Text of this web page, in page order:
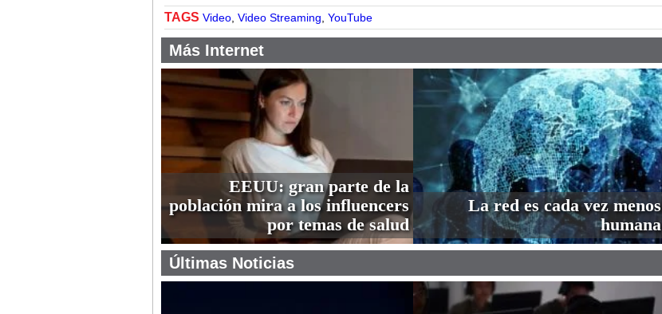
TAGS Video Video Streaming YouTube
Más Internet
EEUU: gran parte de la
población mira a los influencers
por temas de salud
La red es cada vez menos
humana
Últimas Noticias